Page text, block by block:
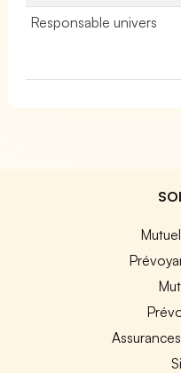
Responsable univers